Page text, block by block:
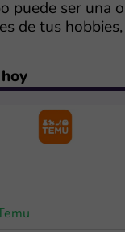
puede ser una
de tus